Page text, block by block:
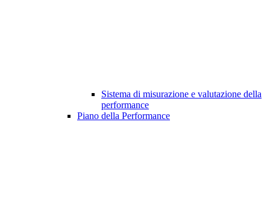
Sistema di misurazione e valutazione della
performance
Piano della Performance